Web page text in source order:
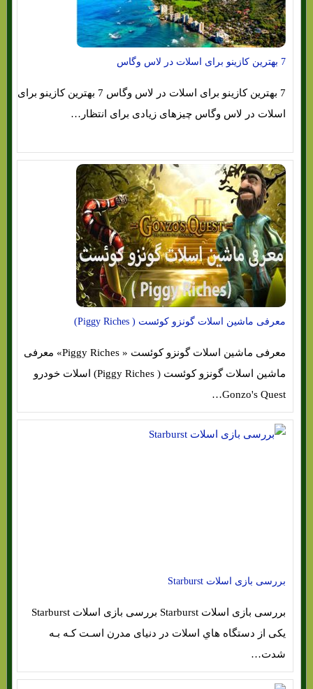
7 بهترین کازینو برای اسلات در لاس وگاس
7 بهترین کازینو برای اسلات در لاس وگاس 7 بهترین کازینو برای
اسلات در لاس وگاس چیزهای زیادی برای انتظار…
معرفی ماشین اسلات گونزو کوئست ( Piggy Riches)
معرفی ماشین اسلات گونزو کوئست « Piggy Riches» معرفی
ماشین اسلات گونزو کوئست ( Piggy Riches) اسلات خودرو
Gonzo's Quest…
بررسی بازی اسلات Starburst
بررسی بازی اسلات Starburst بررسی بازی اسلات Starburst
یکی از دستگاه هاي‌ اسلات در دنیای مدرن اسـت کـه بـه
شدت…